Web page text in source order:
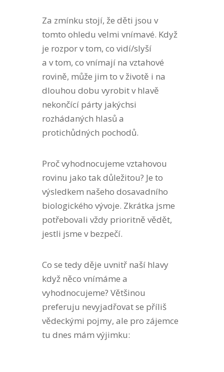
Za zmínku stojí, že děti jsou v
tomto ohledu velmi vnímavé. Když
je rozpor v tom, co vidí/slyší
a v tom, co vnímají na vztahové
rovině, může jim to v životě i na
dlouhou dobu vyrobit v hlavě
nekončící párty jakýchsi
rozhádaných hlasů a
protichůdných pochodů.
Proč vyhodnocujeme vztahovou
rovinu jako tak důležitou? Je to
výsledkem našeho dosavadního
biologického vývoje. Zkrátka jsme
potřebovali vždy prioritně vědět,
jestli jsme v bezpečí.
Co se tedy děje uvnitř naší hlavy
když něco vnímáme a
vyhodnocujeme? Většinou
preferuju nevyjadřovat se příliš
vědeckými pojmy, ale pro zájemce
tu dnes mám výjimku: